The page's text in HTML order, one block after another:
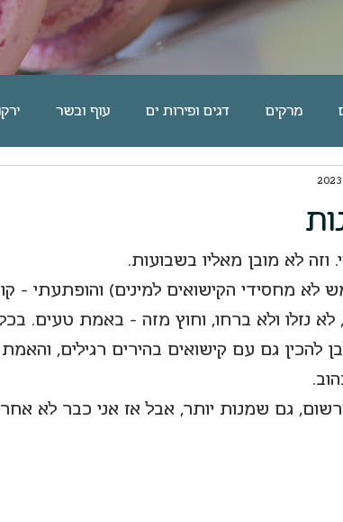
מרקים דגים ופירות ים עוף ובשר
שמרים | לחמים
ערוכות מארחת ומתארחת
לא מובן מאליו בשבועות.
לא מחסידי הקישואים למינים) והופתעתי -
לא נזלו ולא ברחו, וחוץ מזה - באמת טעים.
להכין גם עם קישואים בהירים רגילים,
גם שמנות יותר, אבל אז אני כבר לא